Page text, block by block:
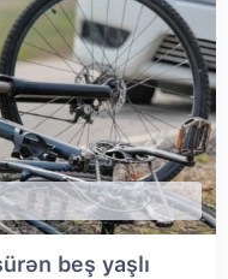
beş yaşlı